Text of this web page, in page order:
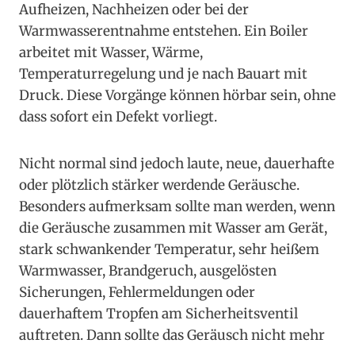
Aufheizen, Nachheizen oder bei der
Warmwasserentnahme entstehen. Ein Boiler
arbeitet mit Wasser, Wärme,
Temperaturregelung und je nach Bauart mit
Druck. Diese Vorgänge können hörbar sein, ohne
dass sofort ein Defekt vorliegt.
Nicht normal sind jedoch laute, neue, dauerhafte
oder plötzlich stärker werdende Geräusche.
Besonders aufmerksam sollte man werden, wenn
die Geräusche zusammen mit Wasser am Gerät,
stark schwankender Temperatur, sehr heißem
Warmwasser, Brandgeruch, ausgelösten
Sicherungen, Fehlermeldungen oder
dauerhaftem Tropfen am Sicherheitsventil
auftreten. Dann sollte das Geräusch nicht mehr